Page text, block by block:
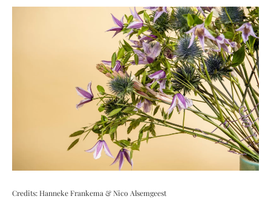
Credits: Hanneke Frankema & Nico Alsemgeest